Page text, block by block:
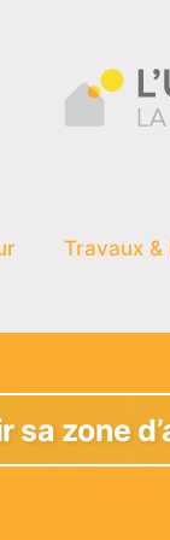
Travaux
sa zone